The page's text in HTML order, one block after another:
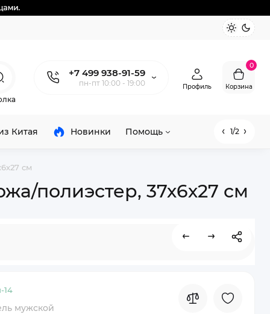
+7 499 938-91-59
пн-пт 10:00 - 19:00
Профиль
0
Корзина
Китая Новинки Помощь 1/2
см
полиэстер, 37х6х27 см
14
мужской